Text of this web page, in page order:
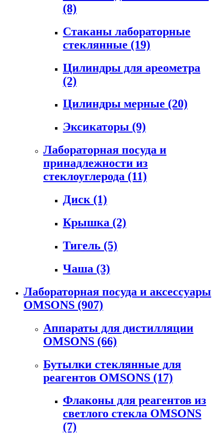
(8)
Стаканы лабораторные
стеклянные (19)
Цилиндры для ареометра
(2)
Цилиндры мерные (20)
Эксикаторы (9)
Лабораторная посуда и
принадлежности из
стеклоуглерода (11)
Диск (1)
Крышка (2)
Тигель (5)
Чаша (3)
Лабораторная посуда и аксессуары
OMSONS (907)
Аппараты для дистилляции
OMSONS (66)
Бутылки стеклянные для
реагентов OMSONS (17)
Флаконы для реагентов из
светлого стекла OMSONS
(7)